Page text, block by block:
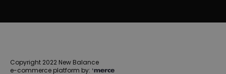
Copyright 2022 New Balance
e-commerce platform by: